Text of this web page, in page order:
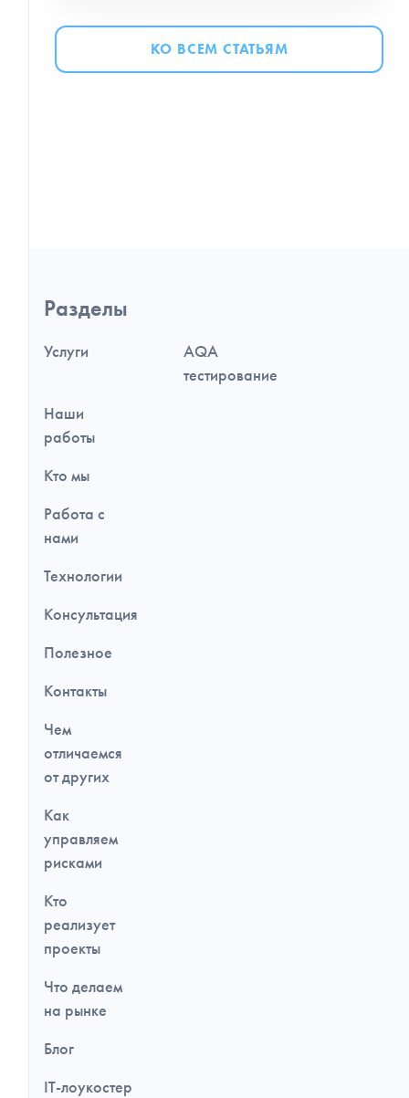
КО ВСЕМ СТАТЬЯМ
Навигация
по
и
дополнительная
Разделы
Услуги
Наши
работы
Кто мы
Работа с
нами
Технологии
Консультация
Полезное
Контакты
Чем
отличаемся
от других
Как
управляем
рисками
Кто
реализует
проекты
Что делаем
на рынке
Блог
IT-лоукостер
AQA
тестирование